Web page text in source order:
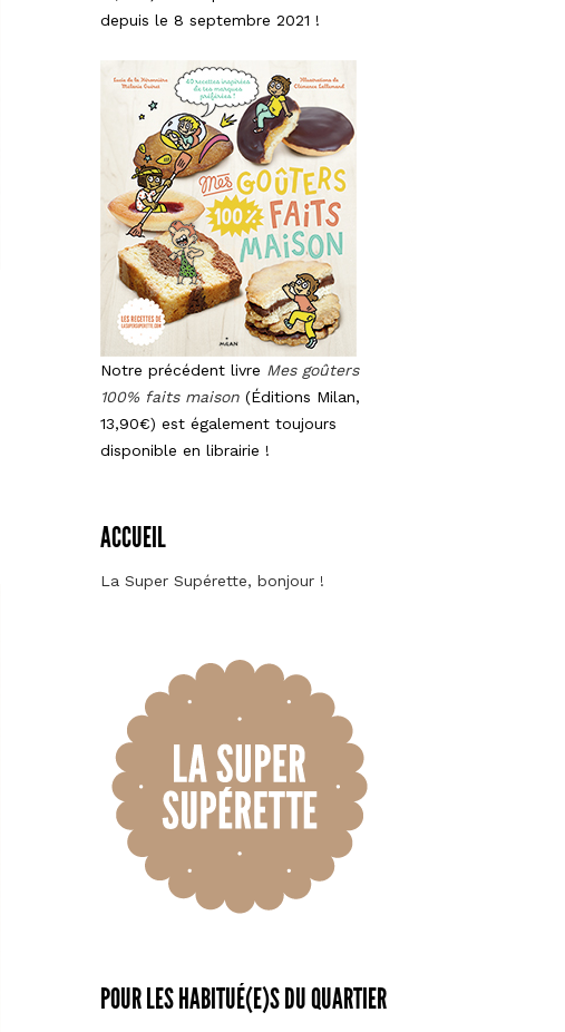
depuis le 8 septembre 2021 !
Notre précédent livre Mes goûters
100% faits maison (Éditions Milan,
13,90€) est également toujours
disponible en librairie !
ACCUEIL
La Super Supérette, bonjour !
POUR LES HABITUÉ(E)S DU QUARTIER